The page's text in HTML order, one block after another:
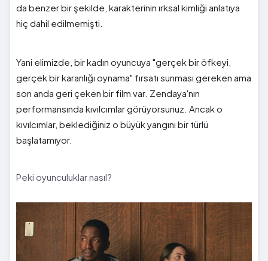
da benzer bir şekilde, karakterinin ırksal kimliği anlatıya
hiç dahil edilmemişti.
Yani elimizde, bir kadın oyuncuya "gerçek bir öfkeyi,
gerçek bir karanlığı oynama" fırsatı sunması gereken ama
son anda geri çeken bir film var. Zendaya'nın
performansında kıvılcımlar görüyorsunuz. Ancak o
kıvılcımlar, beklediğiniz o büyük yangını bir türlü
başlatamıyor.
Peki oyunculuklar nasıl?